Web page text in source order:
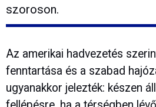
szoroson.
Az amerikai hadvezetés
fenntartása és a szabad
ugyanakkor jelezték: készen